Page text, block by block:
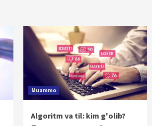
Muammo
Algoritm va til: kim g'olib?